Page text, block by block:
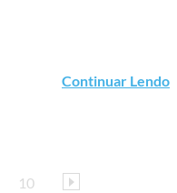
Continuar Lendo
10